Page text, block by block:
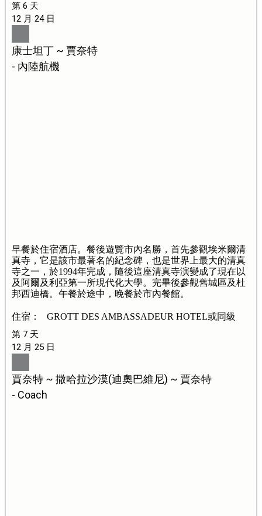
第 6 天
12 月 24 日
康士坦丁 ~ 賈奈特
- 內陸航機
早餐於住宿酒店。餐後遊覽市內名勝，首先參觀埃米爾清
真寺，它是該市最著名的紀念碑，也是世界上最大的清真
寺之一，於1994年完成，隨後這座清真寺演變成了現在以
及阿爾及利亞第一所現代化大學。完畢後參觀舊城區及杜
邦西迪橋。午餐於途中，晚餐於市內餐館。
住宿： GROTT DES AMBASSADEUR HOTEL或同級
第 7 天
12 月 25 日
賈奈特 ~ 撒哈拉沙漠(迪奧巴維尼) ~ 賈奈特
- Coach